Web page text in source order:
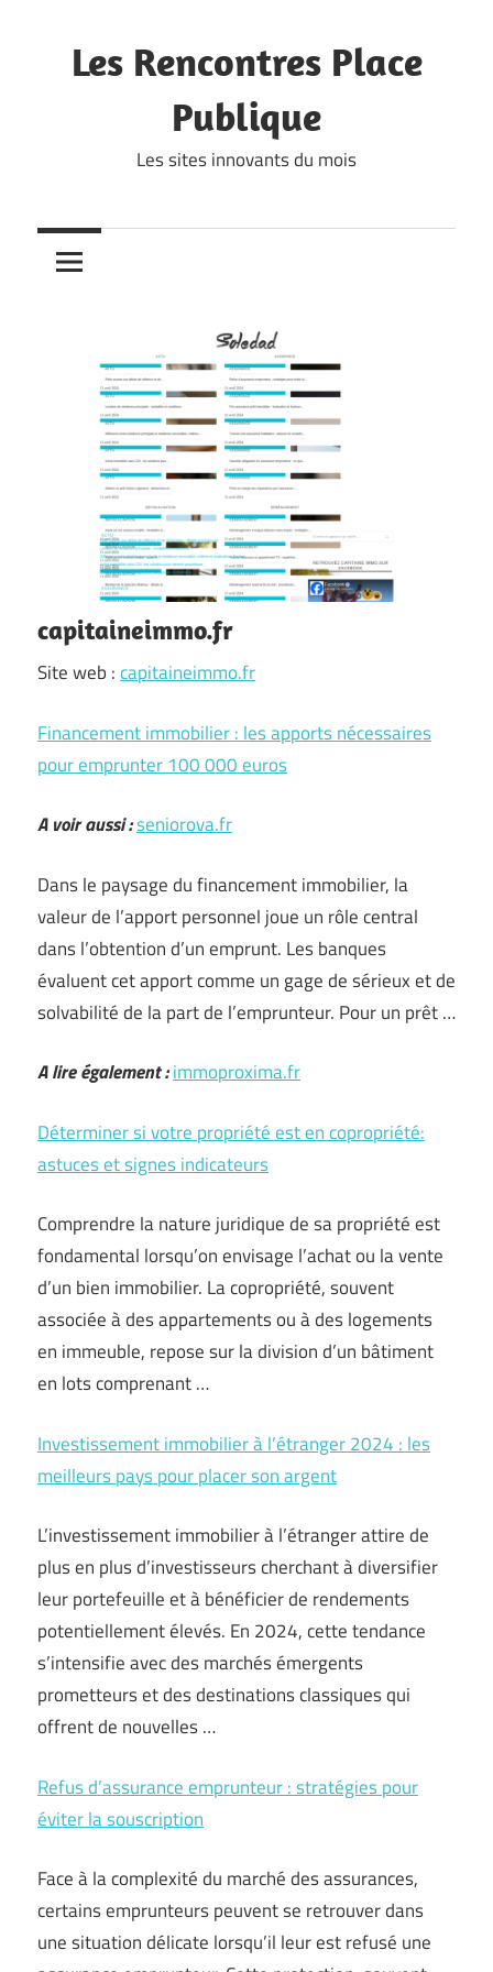
contentLes Rencontres Place
Publique
Les sites innovants du mois
capitaineimmo.fr
Site web :capitaineimmo.fr
Financement immobilier : les apports nécessaires
pour emprunter 100 000 euros
A voir aussi :seniorova.fr
Dans le paysage du financement immobilier, la
valeur de l’apport personnel joue un rôle central
dans l’obtention d’un emprunt. Les banques
évaluent cet apport comme un gage de sérieux et de
solvabilité de la part de l’emprunteur. Pour un prêt …
A lire également :immoproxima.fr
Déterminer si votre propriété est en copropriété:
astuces et signes indicateurs
Comprendre la nature juridique de sa propriété est
fondamental lorsqu’on envisage l’achat ou la vente
d’un bien immobilier. La copropriété, souvent
associée à des appartements ou à des logements
en immeuble, repose sur la division d’un bâtiment
en lots comprenant …
Investissement immobilier à l’étranger 2024 : les
meilleurs pays pour placer son argent
L’investissement immobilier à l’étranger attire de
plus en plus d’investisseurs cherchant à diversifier
leur portefeuille et à bénéficier de rendements
potentiellement élevés. En 2024, cette tendance
s’intensifie avec des marchés émergents
prometteurs et des destinations classiques qui
offrent de nouvelles …
Refus d’assurance emprunteur : stratégies pour
éviter la souscription
Face à la complexité du marché des assurances,
certains emprunteurs peuvent se retrouver dans
une situation délicate lorsqu’il leur est refusé une